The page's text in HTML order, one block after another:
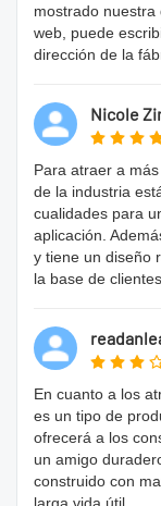
mostrado
web, puede
dirección de la
Nicole
Para atraer a
de la industria
cualidades para
aplicación.
y tiene un diseño
la base de
En cuanto a los
es un tipo de
ofrecerá a los
un amigo
construido con